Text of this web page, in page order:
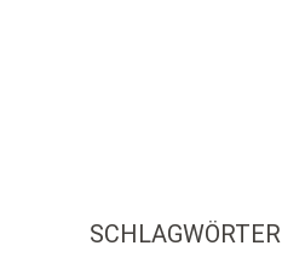
SCHLAGWÖRTER